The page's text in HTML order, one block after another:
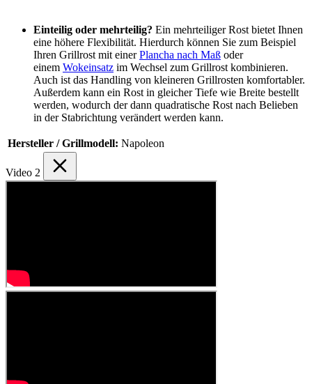
Einteilig oder mehrteilig? Ein mehrteiliger Rost bietet Ihnen
eine höhere Flexibilität. Hierdurch können Sie zum Beispiel
Ihren Grillrost mit einerPlancha nach Maß oder
einem Wokeinsatz im Wechsel zum Grillrost kombinieren.
Auch ist das Handling von kleineren Grillrosten komfortabler.
Außerdem kann ein Rost in gleicher Tiefe wie Breite bestellt
werden, wodurch der dann quadratische Rost nach Belieben
in der Stabrichtung verändert werden kann.
Hersteller / Grillmodell: Napoleon
Video 2